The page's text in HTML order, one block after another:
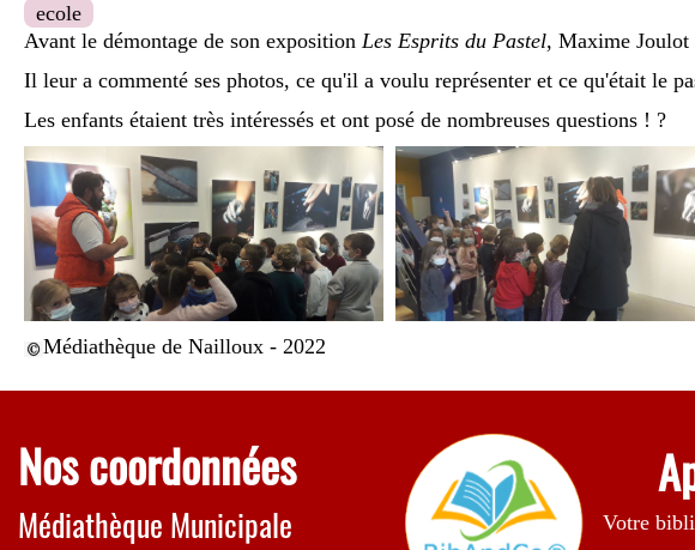
ecole
Avant le démontage de son exposition Les Esprits du Pastel, Maxime Joulot
Il leur a commenté ses photos, ce qu'il a voulu représenter et ce qu'était le
Les enfants étaient très intéressés et ont posé de nombreuses questions ! ?
Médiathèque de Nailloux - 2022
Nos coordonnées
Médiathèque Municipale
Votre